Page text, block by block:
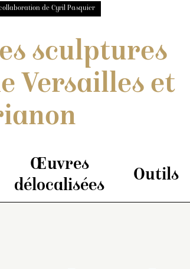
de Cyril Pasquier
sculptures
Versailles et
Œuvres
délocalisées
Outils